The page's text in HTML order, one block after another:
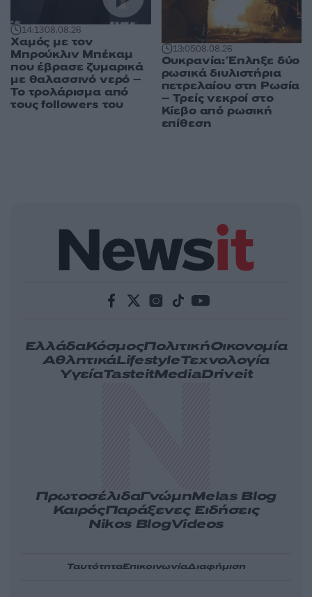
14:1308.08.26
Χαμός με τον
Μπρούκλιν Μπέκαμ
που έβρασε ζυμαρικά
με θαλασσινό νερό –
Το τρολάρισμα από
τους followers του
13:0508.08.26
Ουκρανία: Έπληξε δύο
ρωσικά διυλιστήρια
πετρελαίου στη Ρωσία
– Τρείς νεκροί στο
Κίεβο από ρωσική
επίθεση
ΕλλάδαΚόσμοςΠολιτικήΟικονομία
ΑθλητικάLifestyleΤεχνολογία
ΥγείαTasteitMediaDriveit
ΠρωτοσέλιδαΓνώμηMelas Blog
ΚαιρόςΠαράξενες Ειδήσεις
Nikos BlogVideos
ΤαυτότηταΕπικοινωνίαΔιαφήμιση